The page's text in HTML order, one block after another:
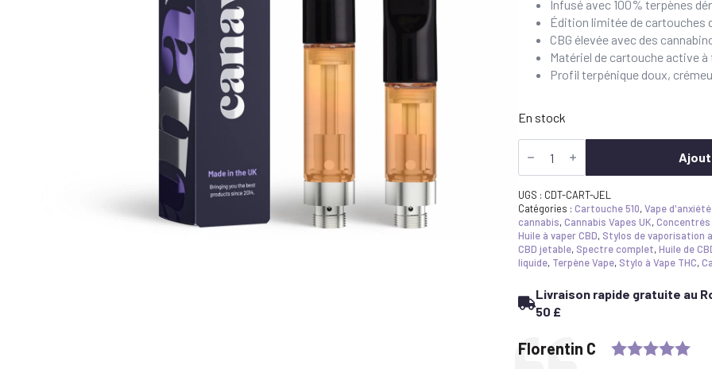
était
£49.99.
est
de
£.
Infusé avec 100% terpènes
Édition limitée de cartouches
CBG élevée avec des
Matériel de cartouche active
Profil terpénique doux,
En stock
quantité
de
CDT
Cartridge
-
Jealousy
(1g
Limited
Edition)
UGS : CDT-CART-JEL
Catégories : Cartouche 510,Vape d'anxiété
cannabis,Cannabis Vapes UK,Concentrés
Huile à vaper CBD, Stylos de vaporisation
CBD jetable, Spectre complet,Huile de
liquide, Terpène Vape, Stylo à Vape THC,
Livraison rapide gratuite au
50 £
Testimonial
Author:
Florentin C